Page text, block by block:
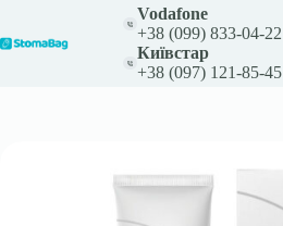
вмісту
Vodafone
+38 (099) 833-04-22
Київстар
+38 (097) 121-85-45